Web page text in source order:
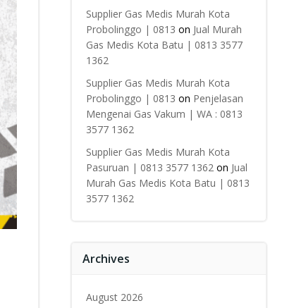
Supplier Gas Medis Murah Kota
Probolinggo | 0813 on Jual Murah
Gas Medis Kota Batu | 0813 3577
1362
Supplier Gas Medis Murah Kota
Probolinggo | 0813 on Penjelasan
Mengenai Gas Vakum | WA : 0813
3577 1362
Supplier Gas Medis Murah Kota
Pasuruan | 0813 3577 1362on Jual
Murah Gas Medis Kota Batu | 0813
3577 1362
Archives
August 2026